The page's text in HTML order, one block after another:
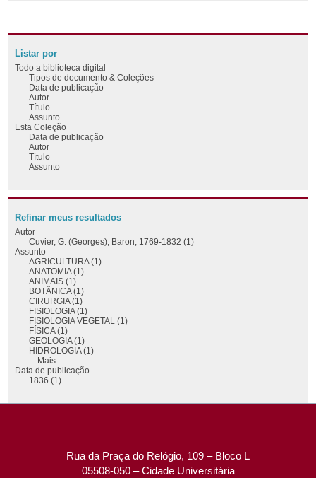
Listar por
Todo a biblioteca digital
Tipos de documento & Coleções
Data de publicação
Autor
Título
Assunto
Esta Coleção
Data de publicação
Autor
Título
Assunto
Refinar meus resultados
Autor
Cuvier, G. (Georges), Baron, 1769-1832 (1)
Assunto
AGRICULTURA (1)
ANATOMIA (1)
ANIMAIS (1)
BOTÂNICA (1)
CIRURGIA (1)
FISIOLOGIA (1)
FISIOLOGIA VEGETAL (1)
FÍSICA (1)
GEOLOGIA (1)
HIDROLOGIA (1)
... Mais
Data de publicação
1836 (1)
Rua da Praça do Relógio, 109 – Bloco L
05508-050 – Cidade Universitária